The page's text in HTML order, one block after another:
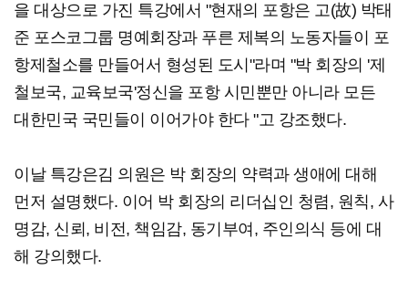
을 대상으로 가진 특강에서 "현재의 포항은 고(故) 박태
준 포스코그룹 명예회장과 푸른 제복의 노동자들이 포
항제철소를 만들어서 형성된 도시"라며 "박 회장의 '제
철보국, 교육보국'정신을 포항 시민뿐만 아니라 모든
대한민국 국민들이 이어가야 한다 "고 강조했다.
이날 특강은김 의원은 박 회장의 약력과 생애에 대해
먼저 설명했다. 이어 박 회장의 리더십인 청렴, 원칙, 사
명감, 신뢰, 비전, 책임감, 동기부여, 주인의식 등에 대
해 강의했다.